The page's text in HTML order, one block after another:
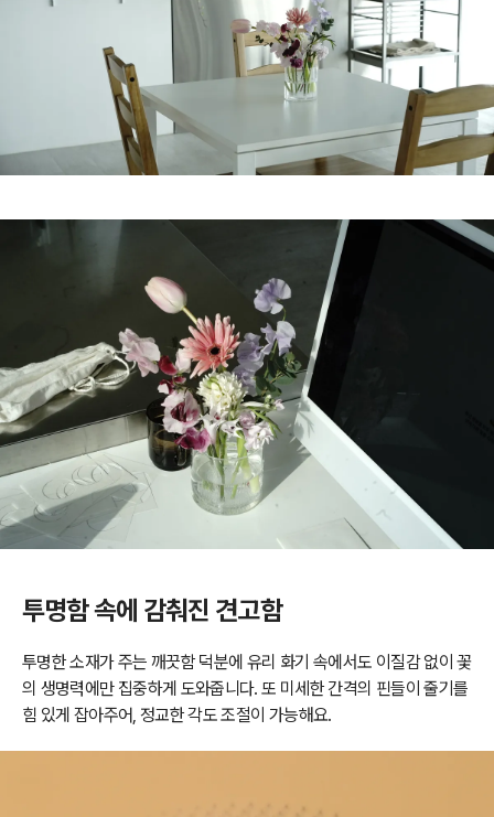
투명함 속에 감춰진 견고함
투명한 소재가 주는 깨끗함 덕분에 유리 화기 속에서도 이질감 없이 꽃
의 생명력에만 집중하게 도와줍니다. 또 미세한 간격의 핀들이 줄기를
힘 있게 잡아주어, 정교한 각도 조절이 가능해요.